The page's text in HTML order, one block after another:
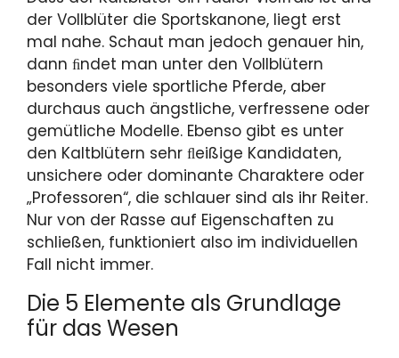
der Vollblüter die Sportskanone, liegt erst
mal nahe. Schaut man jedoch genauer hin,
dann ﬁndet man unter den Vollblütern
besonders viele sportliche Pferde, aber
durchaus auch ängstliche, verfressene oder
gemütliche Modelle. Ebenso gibt es unter
den Kaltblütern sehr ﬂeißige Kandidaten,
unsichere oder dominante Charaktere oder
„Professoren“, die schlauer sind als ihr Reiter.
Nur von der Rasse auf Eigenschaften zu
schließen, funktioniert also im individuellen
Fall nicht immer.
Die 5 Elemente als Grundlage
für das Wesen